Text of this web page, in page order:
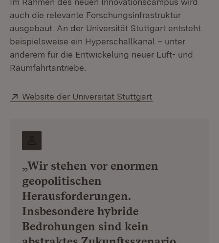
auch die relevante Forschungsinfrastruktur
ausgebaut. An der Universität Stuttgart entsteht
beispielsweise ein Hyperschallkanal – unter
anderem für die Entwickelung neuer Luft- und
Raumfahrtantriebe.
Extern:
Website der Universität Stuttgart
„Wir stehen vor enormen
geopolitischen
Herausforderungen.
Insbesondere hybride
Bedrohungen sind kein